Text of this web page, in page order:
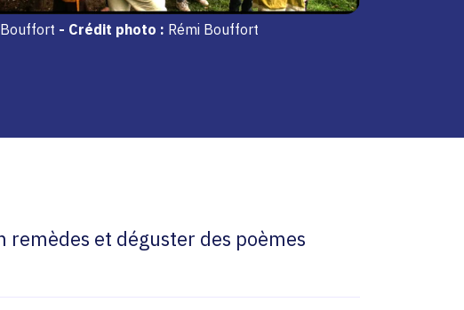
- Crédit photo : Rémi Bouffort
et déguster des poèmes